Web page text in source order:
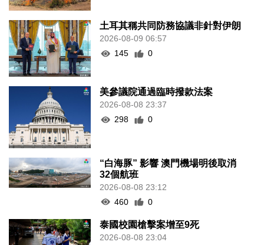
土耳其稱共同防務協議非針對伊朗
2026-08-09 06:57
145
0
美參議院通過臨時撥款法案
2026-08-08 23:37
298
0
“白海豚” 影響 澳門機場明後取消
32個航班
2026-08-08 23:12
460
0
泰國校園槍擊案增至9死
2026-08-08 23:04